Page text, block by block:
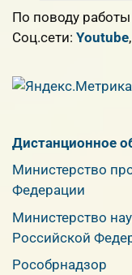
По поводу работы
Cоц.сети: Youtube,
Дистанционное
Министерство
Федерации
Министерство
Российской
Рособрнадзор